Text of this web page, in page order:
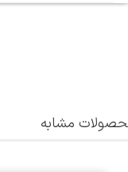
مشابه